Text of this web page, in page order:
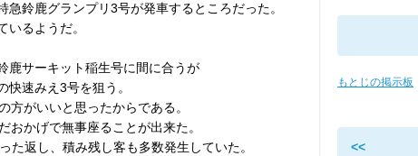
鈴鹿グランプリ3号が発車するところだった。
るようだ。
鹿サーキット稲生号に間に合うが
速みえ3号を狙う。
方がいいと思ったからである。
おかげで無事座ることが出来た。
た返し、積み残し客も多数発生していた。
もとじの掲示板
<<